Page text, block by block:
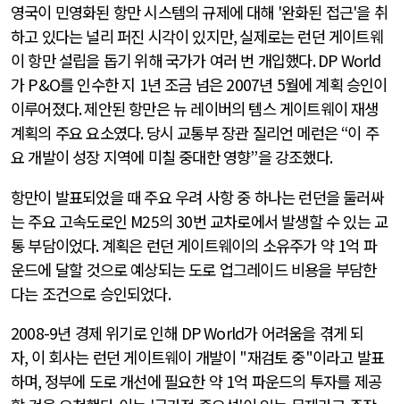
영국이 민영화된 항만 시스템의 규제에 대해 '완화된 접근'을 취
하고 있다는 널리 퍼진 시각이 있지만,실제로는 런던 게이트웨
이 항만 설립을 돕기 위해 국가가 여러 번 개입했다. DP World
가 P&O를 인수한 지 1년 조금 넘은2007년 5월에 계획 승인이
이루어졌다.제안된 항만은 뉴 레이버의 템스 게이트웨이 재생
계획의 주요 요소였다.당시 교통부 장관 질리언 메런은“이 주
요 개발이 성장 지역에 미칠 중대한 영향”을 강조했다.
항만이 발표되었을 때 주요 우려 사항 중 하나는 런던을 둘러싸
는 주요 고속도로인 M25의 30번 교차로에서 발생할 수 있는 교
통 부담이었다.계획은 런던 게이트웨이의 소유주가 약 1억 파
운드에 달할 것으로 예상되는 도로 업그레이드 비용을 부담한
다는 조건으로 승인되었다.
2008-9년 경제 위기로 인해 DP World가 어려움을 겪게 되
자, 이 회사는 런던 게이트웨이 개발이 "재검토 중"이라고 발표
하며, 정부에 도로 개선에 필요한 약 1억 파운드의 투자를 제공